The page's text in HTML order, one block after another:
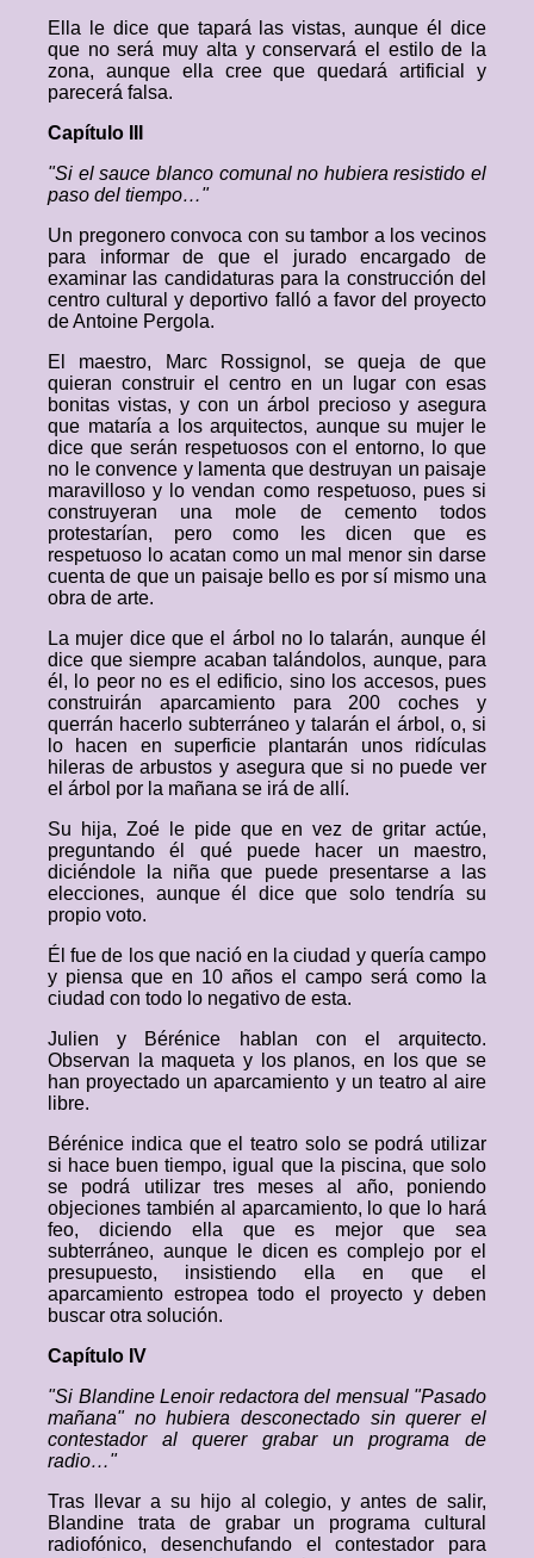
Ella le dice que tapará las vistas, aunque él dice
que no será muy alta y conservará el estilo de la
zona, aunque ella cree que quedará artificial y
parecerá falsa.
Capítulo III
"Si el sauce blanco comunal no hubiera resistido el
paso del tiempo…"
Un pregonero convoca con su tambor a los vecinos
para informar de que el jurado encargado de
examinar las candidaturas para la construcción del
centro cultural y deportivo falló a favor del proyecto
de Antoine Pergola.
El maestro, Marc Rossignol, se queja de que
quieran construir el centro en un lugar con esas
bonitas vistas, y con un árbol precioso y asegura
que mataría a los arquitectos, aunque su mujer le
dice que serán respetuosos con el entorno, lo que
no le convence y lamenta que destruyan un paisaje
maravilloso y lo vendan como respetuoso, pues si
construyeran una mole de cemento todos
protestarían, pero como les dicen que es
respetuoso lo acatan como un mal menor sin darse
cuenta de que un paisaje bello es por sí mismo una
obra de arte.
La mujer dice que el árbol no lo talarán, aunque él
dice que siempre acaban talándolos, aunque, para
él, lo peor no es el edificio, sino los accesos, pues
construirán aparcamiento para 200 coches y
querrán hacerlo subterráneo y talarán el árbol, o, si
lo hacen en superficie plantarán unos ridículas
hileras de arbustos y asegura que si no puede ver
el árbol por la mañana se irá de allí.
Su hija, Zoé le pide que en vez de gritar actúe,
preguntando él qué puede hacer un maestro,
diciéndole la niña que puede presentarse a las
elecciones, aunque él dice que solo tendría su
propio voto.
Él fue de los que nació en la ciudad y quería campo
y piensa que en 10 años el campo será como la
ciudad con todo lo negativo de esta.
Julien y Bérénice hablan con el arquitecto.
Observan la maqueta y los planos, en los que se
han proyectado un aparcamiento y un teatro al aire
libre.
Bérénice indica que el teatro solo se podrá utilizar
si hace buen tiempo, igual que la piscina, que solo
se podrá utilizar tres meses al año, poniendo
objeciones también al aparcamiento, lo que lo hará
feo, diciendo ella que es mejor que sea
subterráneo, aunque le dicen es complejo por el
presupuesto, insistiendo ella en que el
aparcamiento estropea todo el proyecto y deben
buscar otra solución.
Capítulo IV
"Si Blandine Lenoir redactora del mensual "Pasado
mañana" no hubiera desconectado sin querer el
contestador al querer grabar un programa de
radio…"
Tras llevar a su hijo al colegio, y antes de salir,
Blandine trata de grabar un programa cultural
radiofónico, desenchufando el contestador para